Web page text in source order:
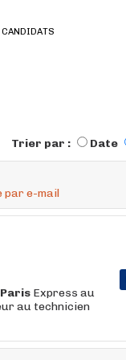
CANDIDATS
Trier par : Date
par e-mail
Paris Express au
au technicien